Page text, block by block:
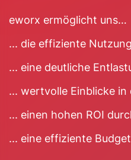
eworx ermöglicht uns…
... die effiziente
... eine deutliche
... wertvolle Einblicke
... einen hohen ROI
... eine effiziente